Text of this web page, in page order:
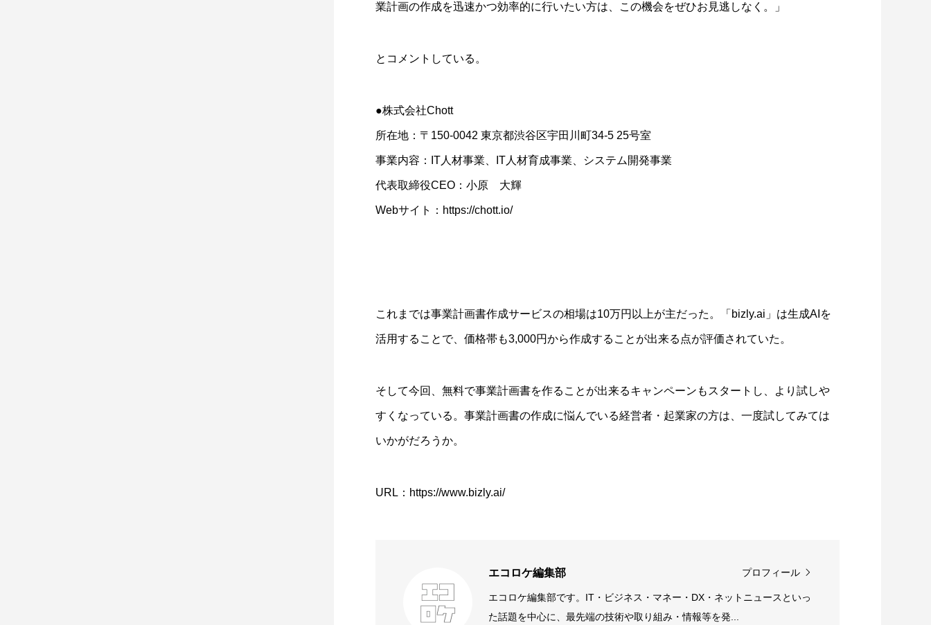
業計画の作成を迅速かつ効率的に行いたい方は、この機会をぜひお見逃しなく。」
とコメントしている。
●株式会社Chott
所在地：〒150-0042 東京都渋谷区宇田川町34-5 25号室
事業内容：IT人材事業、IT人材育成事業、システム開発事業
代表取締役CEO：小原 大輝
Webサイト：https://chott.io/
これまでは事業計画書作成サービスの相場は10万円以上が主だった。「bizly.ai」は生成AIを
活用することで、価格帯も3,000円から作成することが出来る点が評価されていた。
そして今回、無料で事業計画書を作ることが出来るキャンペーンもスタートし、より試しや
すくなっている。事業計画書の作成に悩んでいる経営者・起業家の方は、一度試してみては
いかがだろうか。
URL：https://www.bizly.ai/
エコロケ編集部 プロフィール
エコロケ編集部です。IT・ビジネス・マネー・DX・ネットニュースといっ
た話題を中心に、最先端の技術や取り組み・情報等を発...